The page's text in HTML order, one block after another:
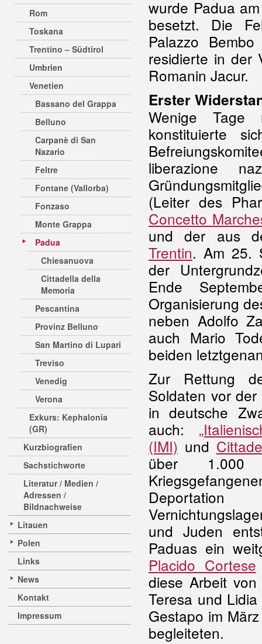
Rom
Toskana
Trentino – Südtirol
Umbrien
Venetien
Bassano del Grappa
Belluno
Carpanè di San
Nazario
Feltre
Fontane (Vallorba)
Fonzaso
Monte Grappa
Padua
Chiesanuova
Cittadella della
Memoria
Pescantina
Provinz Belluno
San Martino di Lupari
Treviso
Venedig
Verona
Exkurs: Kephalonia
(GR)
Kurzbiografien
Sachstichworte
Literatur / Medien /
Adressen /
Bildnachweise
Litauen
Polen
Links
News
Kontakt
Impressum
wurde Padua
besetzt. Die
Palazzo
residierte in der
Romanin Jacur.
Erster
Wenige Tage
konstituierte
liberazione
(Leiter des
Concetto
und der aus
Trentin. Am 25.
der
Ende
Organisierung
neben Adolfo
auch Mario
beiden
Zur Rettung
Soldaten vor
in deutsche
auch:
(IMI) und
über
und Juden
Paduas ein
Placido Cortese
diese Arbeit
Teresa und
Gestapo im
begleiteten.